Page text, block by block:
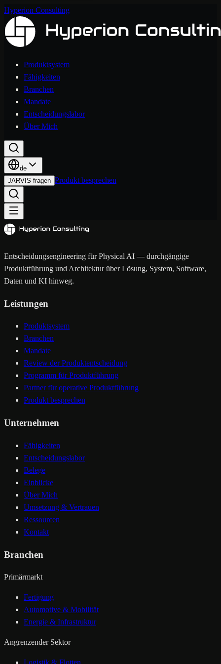
Hyperion Consulting
Produktsystem
Fähigkeiten
Branchen
Mandate
Entscheidungslabor
Über Mich
de
JARVIS fragen Produkt besprechen
Entscheidungsengineering für Physical AI — durchgängige
Produktführung und Architektur über Lösung, System, Software,
Daten und KI hinweg.
Leistungen
Produktsystem
Branchen
Mandate
Review der Produktentscheidung
Programm für Produktführung
Partner für operative Produktführung
Produkt besprechen
Unternehmen
Fähigkeiten
Entscheidungslabor
Belege
Einblicke
Über Mich
Umsetzung & Vertrauen
Ressourcen
Kontakt
Branchen
Primärmarkt
Fertigung
Automotive & Mobilität
Energie & Infrastruktur
Angrenzender Sektor